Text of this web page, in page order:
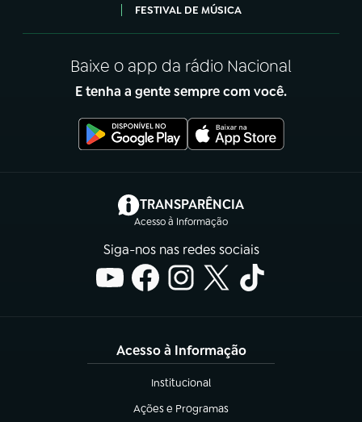
FESTIVAL DE MÚSICA
Baixe o app da rádio Nacional
E tenha a gente sempre com você.
TRANSPARÊNCIA
Acesso à Informação
(abre em nova aba)
Siga-nos nas redes sociais
Acesso à Informação
Institucional
(abre em nova aba)
Ações e Programas
(abre em nova aba)